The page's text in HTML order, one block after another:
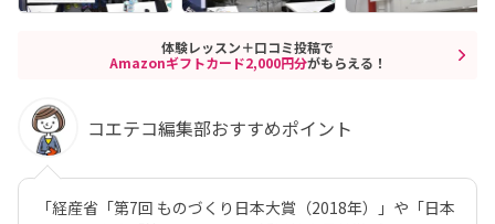
体験レッスン＋口コミ投稿で
Amazonギフトカード2,000円分がもらえる！
コエテコ編集部おすすめポイント
「経産省「第7回 ものづくり日本大賞（2018年）」や「日本